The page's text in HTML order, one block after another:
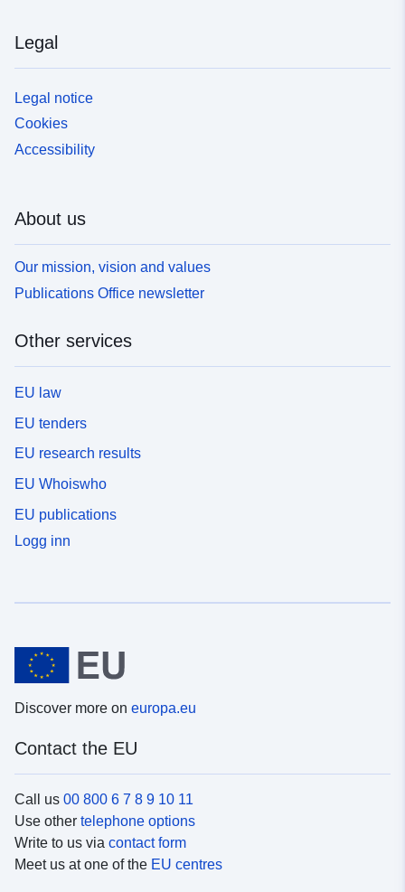
Legal
Legal notice
Cookies
Accessibility
About us
Our mission, vision and values
Publications Office newsletter
Other services
EU law
EU tenders
EU research results
EU Whoiswho
EU publications
Logg inn
Discover more on europa.eu
Contact the EU
Call us 00 800 6 7 8 9 10 11
Use other telephone options
Write to us via contact form
Meet us at one of the EU centres